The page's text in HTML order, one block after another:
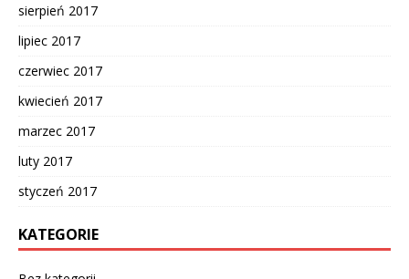
sierpień 2017
lipiec 2017
czerwiec 2017
kwiecień 2017
marzec 2017
luty 2017
styczeń 2017
KATEGORIE